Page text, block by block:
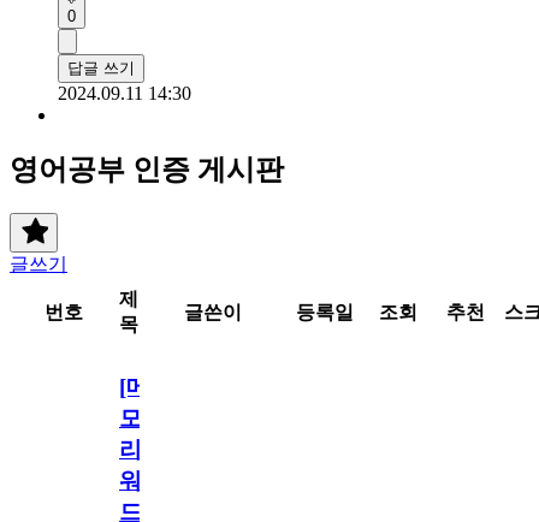
0
답글 쓰기
2024.09.11 14:30
영어공부 인증 게시판
글쓰기
번호
제
목
글쓴이 등록일 조회 추천 스
[메
모
리
워
드